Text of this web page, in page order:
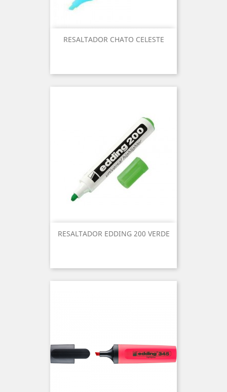
RESALTADOR CHATO CELESTE
RESALTADOR EDDING 200 VERDE